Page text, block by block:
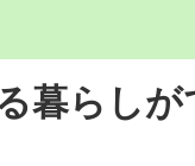
暮らしが